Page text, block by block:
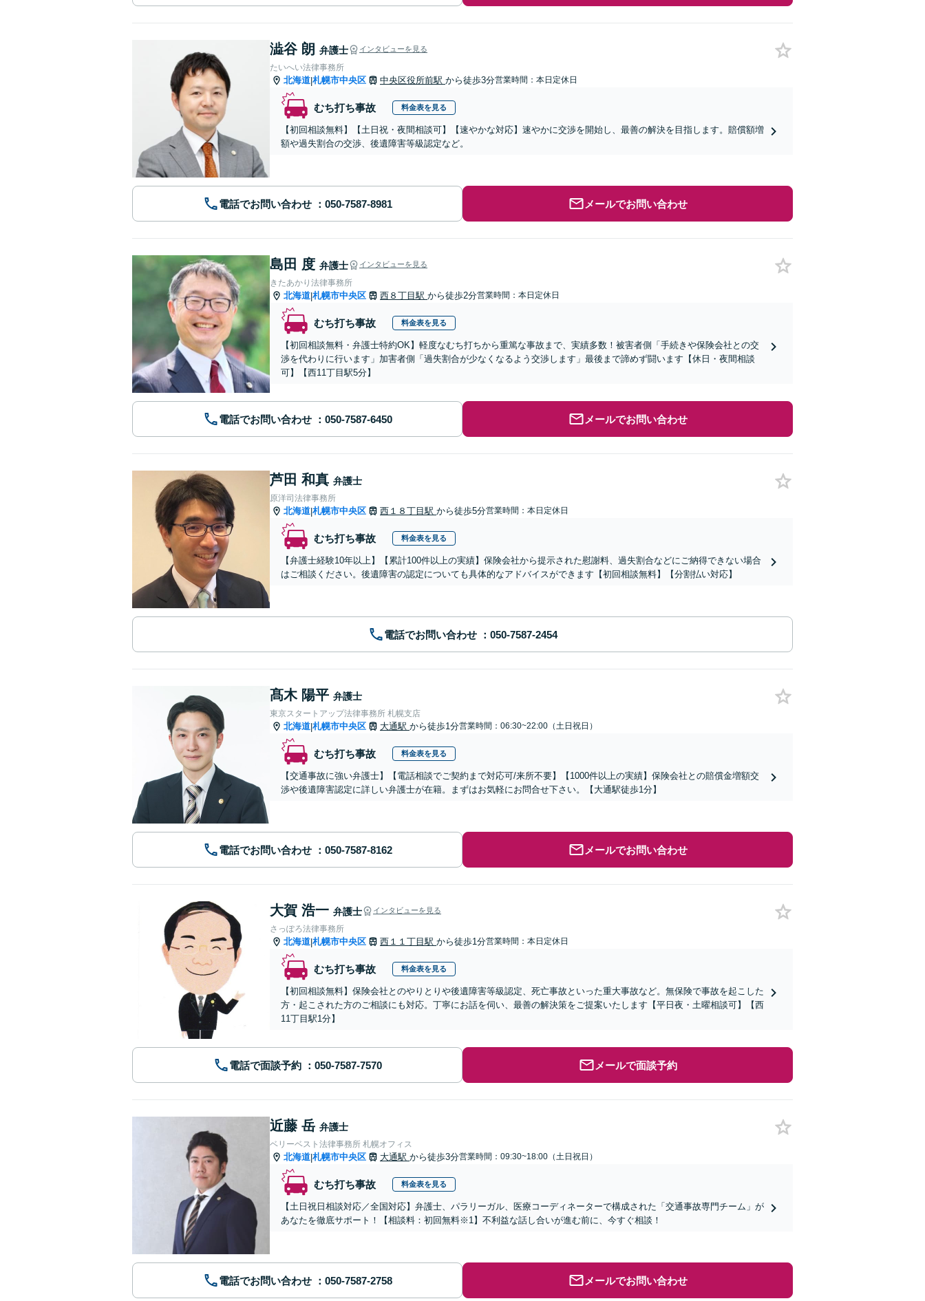
澁谷 朗 弁護士 インタビューを見る
たいへい法律事務所
北海道|札幌市中央区 中央区役所前駅 から徒歩3分営業時間：本日定休日
むち打ち事故 料金表を見る
【初回相談無料】【土日祝・夜間相談可】【速やかな対応】速やかに交渉を開始し、最善の解決を目指します。賠償額増
額や過失割合の交渉、後遺障害等級認定など。
電話でお問い合わせ メールでお問い合わせ
島田 度 弁護士 インタビューを見る
きたあかり法律事務所
北海道|札幌市中央区 西８丁目駅 から徒歩2分営業時間：本日定休日
むち打ち事故 料金表を見る
【初回相談無料・弁護士特約OK】軽度なむち打ちから重篤な事故まで、実績多数！被害者側「手続きや保険会社との交
渉を代わりに行います」加害者側「過失割合が少なくなるよう交渉します」最後まで諦めず闘います【休日・夜間相談
可】【西11丁目駅5分】
電話でお問い合わせ メールでお問い合わせ
芦田 和真 弁護士
原洋司法律事務所
北海道|札幌市中央区 西１８丁目駅 から徒歩5分営業時間：本日定休日
むち打ち事故 料金表を見る
【弁護士経験10年以上】【累計100件以上の実績】保険会社から提示された慰謝料、過失割合などにご納得できない場合
はご相談ください。後遺障害の認定についても具体的なアドバイスができます【初回相談無料】【分割払い対応】
電話でお問い合わせ
髙木 陽平 弁護士
東京スタートアップ法律事務所 札幌支店
北海道|札幌市中央区 大通駅 から徒歩1分営業時間：06:30~22:00（土日祝日）
むち打ち事故 料金表を見る
【交通事故に強い弁護士】【電話相談でご契約まで対応可/来所不要】【1000件以上の実績】保険会社との賠償金増額交
渉や後遺障害認定に詳しい弁護士が在籍。まずはお気軽にお問合せ下さい。【大通駅徒歩1分】
電話でお問い合わせ メールでお問い合わせ
大賀 浩一 弁護士 インタビューを見る
さっぽろ法律事務所
北海道|札幌市中央区 西１１丁目駅 から徒歩1分営業時間：本日定休日
むち打ち事故 料金表を見る
【初回相談無料】保険会社とのやりとりや後遺障害等級認定、死亡事故といった重大事故など。無保険で事故を起こした
方・起こされた方のご相談にも対応。丁寧にお話を伺い、最善の解決策をご提案いたします【平日夜・土曜相談可】【西
11丁目駅1分】
電話で面談予約 メールで面談予約
近藤 岳 弁護士
ベリーベスト法律事務所 札幌オフィス
北海道|札幌市中央区 大通駅 から徒歩3分営業時間：09:30~18:00（土日祝日）
むち打ち事故 料金表を見る
【土日祝日相談対応／全国対応】弁護士、パラリーガル、医療コーディネーターで構成された「交通事故専門チーム」が
あなたを徹底サポート！【相談料：初回無料※1】不利益な話し合いが進む前に、今すぐ相談！
電話でお問い合わせ メールでお問い合わせ